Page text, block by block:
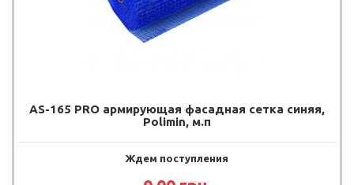
AS-165 PRO армирующая фасадная сетка синяя,
Polimin, м.п
Ждем поступления